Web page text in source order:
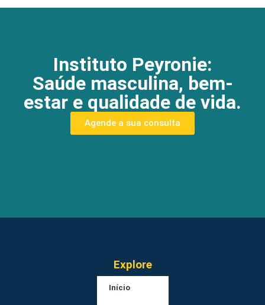
Instituto Peyronie:
Saúde masculina, bem-
estar e qualidade de vida.
Agende a sua consulta
Explore
Início